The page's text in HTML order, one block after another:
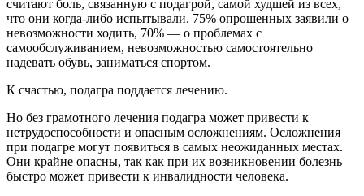
считают боль, связанную с подагрой, самой худшей из всех,
что они когда-либо испытывали. 75% опрошенных заявили о
невозможности ходить, 70% — о проблемах с
самообслуживанием, невозможностью самостоятельно
надевать обувь, заниматься спортом.
К счастью, подагра поддается лечению.
Но без грамотного лечения подагра может привести к
нетрудоспособности и опасным осложнениям. Осложнения
при подагре могут появиться в самых неожиданных местах.
Они крайне опасны, так как при их возникновении болезнь
быстро может привести к инвалидности человека.